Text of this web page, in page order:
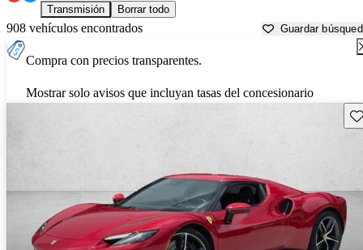
Transmisión Borrar todo
908 vehículos encontrados Guardar
Compra con precios transparentes.
Mostrar solo avisos que incluyan tasas del concesionario